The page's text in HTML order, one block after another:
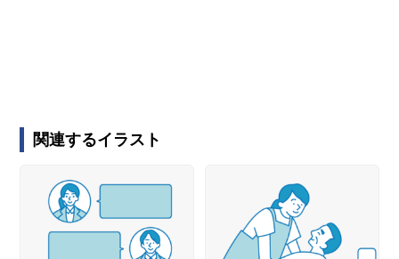
関連するイラスト